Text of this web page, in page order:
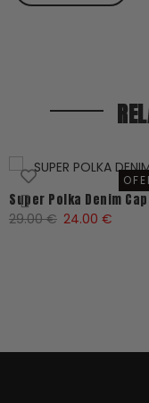
Super Polka Denim Cap
29.00€ El
24.00 €